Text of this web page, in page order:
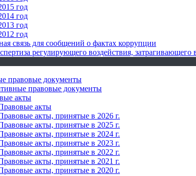
год
год
год
год
связь для сообщений о фактах коррупции
регулирующего воздействия,
правовые документы
правовые документы
акты
акты
акты, принятые в 2026 г.
акты, принятые в 2025 г.
акты, принятые в 2024 г.
акты, принятые в 2023 г.
акты, принятые в 2022 г.
акты, принятые в 2021 г.
акты, принятые в 2020 г.